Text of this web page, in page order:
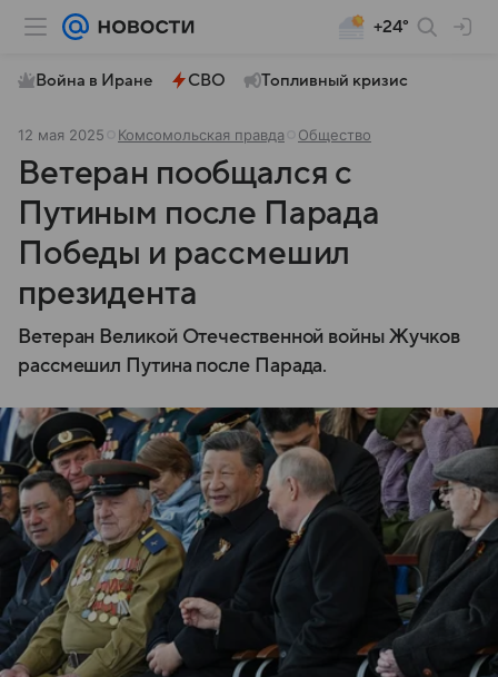
+24°
Война в Иране СВО Топливный кризис
12 мая 2025 Комсомольская правда Общество
Ветеран пообщался с
Путиным после Парада
Победы и рассмешил
президента
Ветеран Великой Отечественной войны Жучков
рассмешил Путина после Парада.